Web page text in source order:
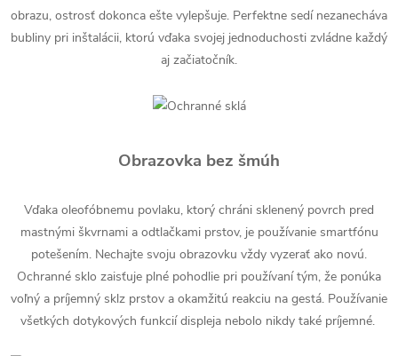
obrazu, ostrosť dokonca ešte vylepšuje. Perfektne sedí nezanecháva
bubliny pri inštalácii, ktorú vďaka svojej jednoduchosti zvládne každý
aj začiatočník.
Obrazovka bez šmúh
Vďaka oleofóbnemu povlaku, ktorý chráni sklenený povrch pred
mastnými škvrnami a odtlačkami prstov, je používanie smartfónu
potešením. Nechajte svoju obrazovku vždy vyzerať ako novú.
Ochranné sklo zaisťuje plné pohodlie pri používaní tým, že ponúka
voľný a príjemný sklz prstov a okamžitú reakciu na gestá. Používanie
všetkých dotykových funkcií displeja nebolo nikdy také príjemné.